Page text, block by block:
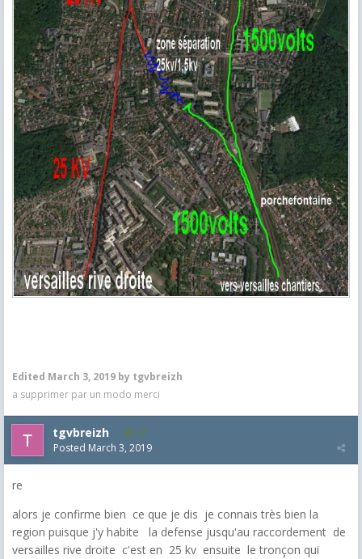
Edited March 3, 2019 by tgvbreizh
a supprimer par un modo merci
tgvbreizh 17
Posted March 3, 2019
re
alors je confirme bien ce que je dis je connais très bien la
region puisque j'y habite la defense jusqu'au raccordement de
versailles rive droite c'est en 25 kv ensuite le tronçon qui